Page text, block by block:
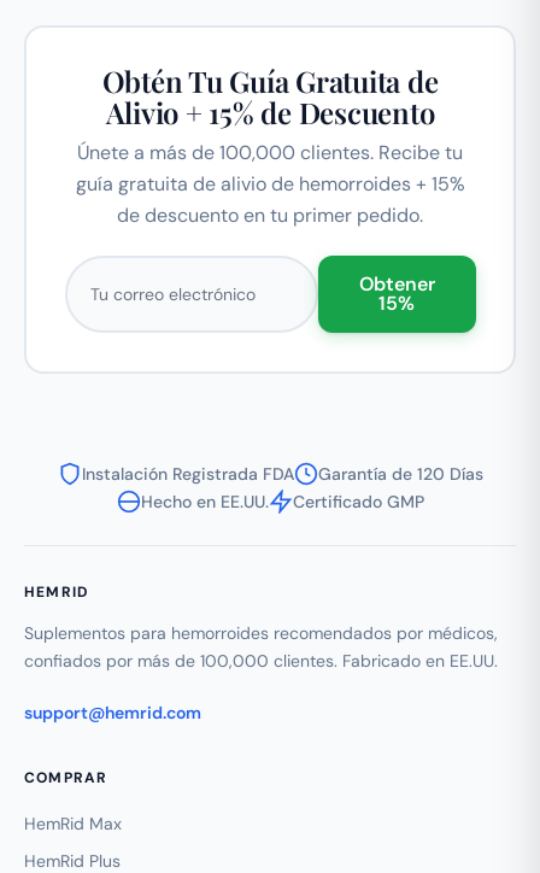
Obtén Tu Guía Gratuita de
Alivio + 15% de Descuento
Únete a más de 100,000 clientes. Recibe tu
guía gratuita de alivio de hemorroides + 15%
de descuento en tu primer pedido.
Correo electrónico
Obtener
15%
Instalación Registrada FDA
Garantía de 120 Días
Hecho en EE.UU.
Certificado GMP
HEMRID
Suplementos para hemorroides recomendados por médicos,
confiados por más de 100,000 clientes. Fabricado en EE.UU.
support@hemrid.com
COMPRAR
HemRid Max
HemRid Plus